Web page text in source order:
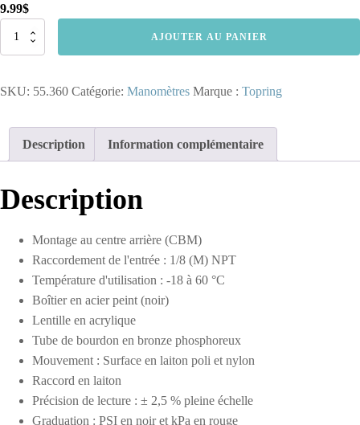
9.99$
quantité
Manomètre
AJOUTER AU PANIER
SKU: 55.360 Catégorie: Manomètres Marque : Topring
Description Information complémentaire
Description
Montage au centre arrière (CBM)
Raccordement de l'entrée : 1/8 (M) NPT
Température d'utilisation : -18 à 60 °C
Boîtier en acier peint (noir)
Lentille en acrylique
Tube de bourdon en bronze phosphoreux
Mouvement : Surface en laiton poli et nylon
Raccord en laiton
Précision de lecture : ± 2,5 % pleine échelle
Graduation : PSI en noir et kPa en rouge